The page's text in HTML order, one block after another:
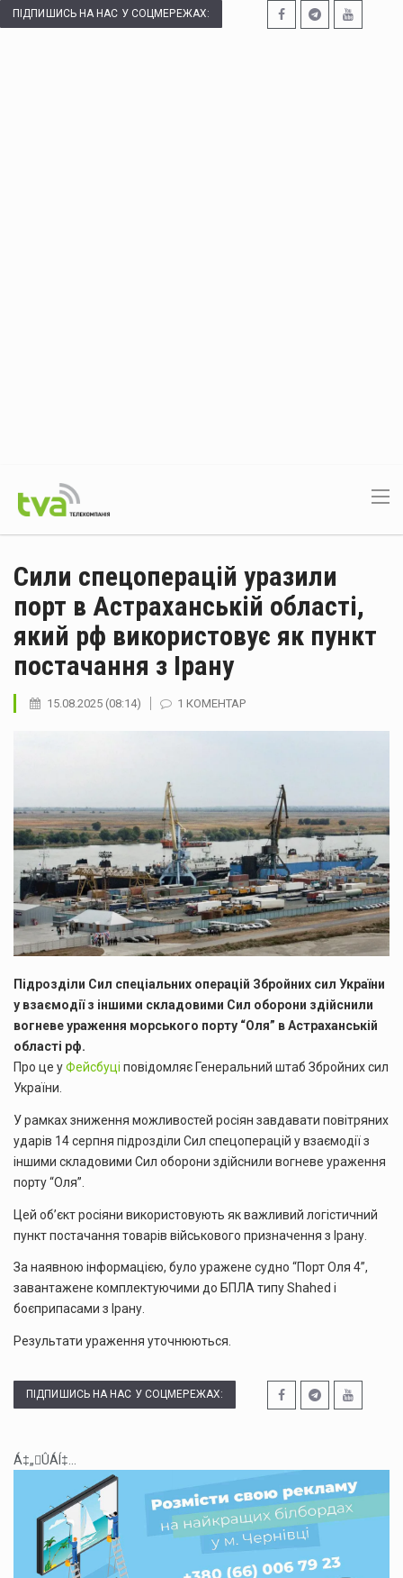
ПІДПИШИСЬ НА НАС У СОЦМЕРЕЖАХ:
Сили спецоперацій уразили
порт в Астраханській області,
який рф використовує як пункт
постачання з Ірану
15.08.2025 (08:14) 1 КОМЕНТАР
Підрозділи Сил спеціальних операцій Збройних сил України
у взаємодії з іншими складовими Сил оборони здійснили
вогневе ураження морського порту “Оля” в Астраханській
області рф.
Про це уФейсбуці повідомляє Генеральний штаб Збройних сил
України.
У рамках зниження можливостей росіян завдавати повітряних
ударів 14 серпня підрозділи Сил спецоперацій у взаємодії з
іншими складовими Сил оборони здійснили вогневе ураження
порту “Оля”.
Цей об’єкт росіяни використовують як важливий логістичний
пункт постачання товарів військового призначення з Ірану.
За наявною інформацією, було уражене судно “Порт Оля 4”,
завантажене комплектуючими до БПЛА типу Shahed і
боєприпасами з Ірану.
Результати ураження уточнюються.
ПІДПИШИСЬ НА НАС У СОЦМЕРЕЖАХ:
Á‡„ÛÁÍ‡...